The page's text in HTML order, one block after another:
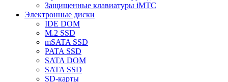
Защищенные клавиатуры iMTC
Электронные диски
IDE DOM
M.2 SSD
mSATA SSD
PATA SSD
SATA DOM
SATA SSD
SD-карты